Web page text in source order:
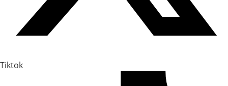
Tiktok